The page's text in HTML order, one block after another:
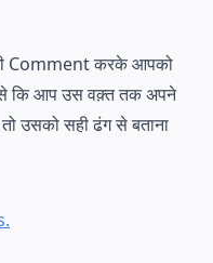
Comment करके आपको
कि आप उस वक़्त तक अपने
उसको सही ढंग से बताना